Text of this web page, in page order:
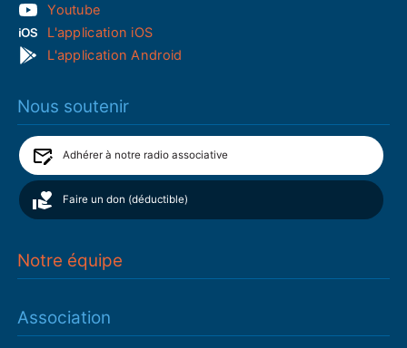
Youtube
L'application iOS
L'application Android
Nous soutenir
Adhérer à notre radio associative
Faire un don (déductible)
Notre équipe
Association